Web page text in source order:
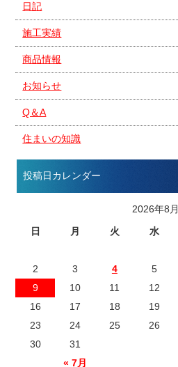
日記
施工実績
商品情報
お知らせ
Q＆A
住まいの知識
投稿日カレンダー
2026年8月
日
月 火 水
« 7月
2
3 4 5
9
10 11 12
16
17 18 19
23
24 25 26
30
31